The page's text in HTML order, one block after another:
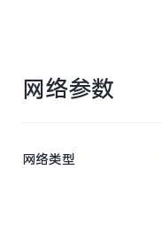
网络参数
网络类型